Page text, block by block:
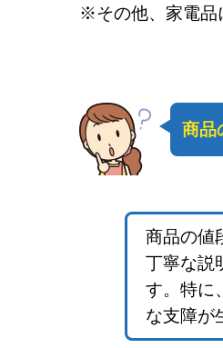
※その他、家電品
商品
商品の値
丁寧な説
す。特に
な支障が